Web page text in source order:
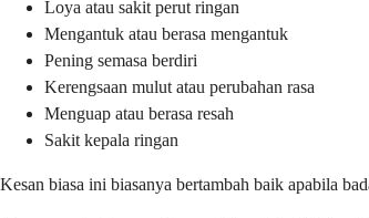
Loya atau sakit perut ringan
Mengantuk atau berasa mengantuk
Pening semasa berdiri
Kerengsaan mulut atau perubahan rasa
Menguap atau berasa resah
Sakit kepala ringan
Kesan biasa ini biasanya bertambah baik apabila